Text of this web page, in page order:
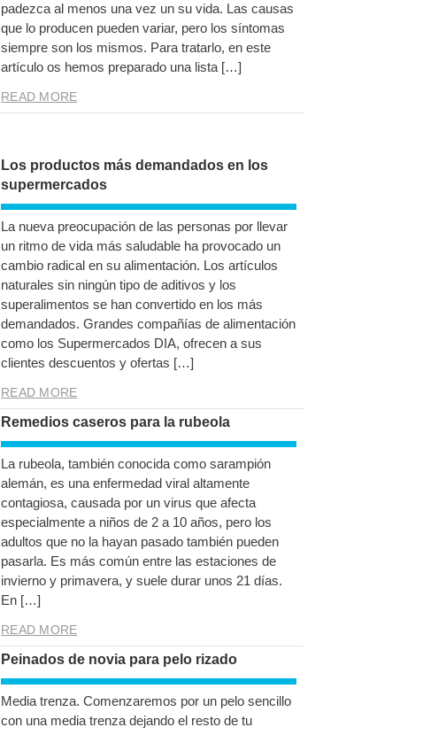
padezca al menos una vez un su vida. Las causas
que lo producen pueden variar, pero los síntomas
siempre son los mismos. Para tratarlo, en este
artículo os hemos preparado una lista […]
READ MORE
Los productos más demandados en los
supermercados
La nueva preocupación de las personas por llevar
un ritmo de vida más saludable ha provocado un
cambio radical en su alimentación. Los artículos
naturales sin ningún tipo de aditivos y los
superalimentos se han convertido en los más
demandados. Grandes compañías de alimentación
como los Supermercados DIA, ofrecen a sus
clientes descuentos y ofertas […]
READ MORE
Remedios caseros para la rubeola
La rubeola, también conocida como sarampión
alemán, es una enfermedad viral altamente
contagiosa, causada por un virus que afecta
especialmente a niños de 2 a 10 años, pero los
adultos que no la hayan pasado también pueden
pasarla. Es más común entre las estaciones de
invierno y primavera, y suele durar unos 21 días.
En […]
READ MORE
Peinados de novia para pelo rizado
Media trenza. Comenzaremos por un pelo sencillo
con una media trenza dejando el resto de tu